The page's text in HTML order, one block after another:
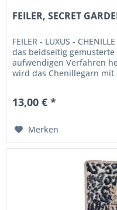
FEILER, SECRET
FEILER - LUXUS -
das beidseitig
aufwendigen Verfahren
wird das Chenillegarn
13,00 € *
Merken